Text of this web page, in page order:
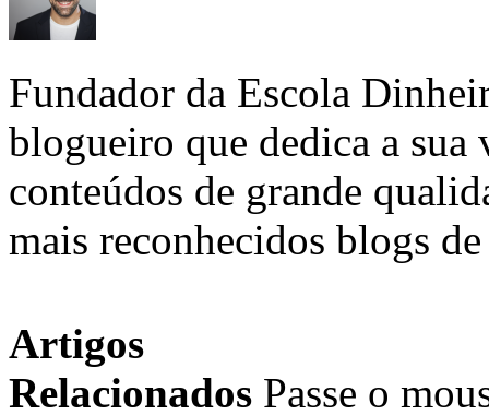
Fundador da Escola
blogueiro que dedica a
conteúdos de grande
mais reconhecidos blogs
Artigos
Relacionados Passe o